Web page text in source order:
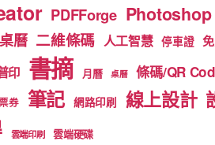
PDFForge Photoshop
曆 二維條碼 人工智慧 停車證
印 書摘 月曆 桌曆 條碼/QR
券 筆記 網路印刷 線上設計
雲端印刷 雲端硬碟